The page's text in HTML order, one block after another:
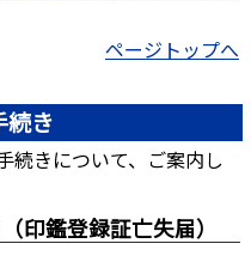
ページトップへ
続き
続きについて、ご案内し
印鑑登録証亡失届）